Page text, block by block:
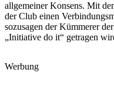
allgemeiner Konsens. Mit
der Club einen
sozusagen der Kümmerer
„Initiative do it“ getragen
Werbung